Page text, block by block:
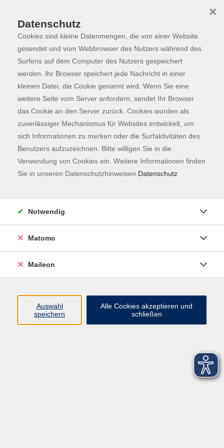
Skip to main content
Programm
Der Kurs konnte nicht gefunden werden.
Kontaktformular
Impressum
AGB
Datenschutzerklärung
Datenschutz
Cookies sind kleine Datenmengen, die von einer Website
gesendet und vom Webbrowser des Nutzers während des
Surfens auf dem Computer des Nutzers gespeichert
werden. Ihr Browser speichert jede Nachricht in einer
kleinen Datei, die Cookie genannt wird. Wenn Sie eine
weitere Seite vom Server anfordern, sendet Ihr Browser
das Cookie an den Server zurück. Cookies wurden als
zuverlässiger Mechanismus für Websites entwickelt, um
sich Informationen zu merken oder die Surfaktivitäten des
Benutzers aufzuzeichnen. Bitte willigen Sie in die
Verwendung von Cookies ein. Weitere Informationen finden
Sie in unseren Datenschutzhinweisen. Datenschutz
×
Notwendig
Matomo
Maileon
Auswahl
speichern
Alle Cookies akzeptieren und
schließen